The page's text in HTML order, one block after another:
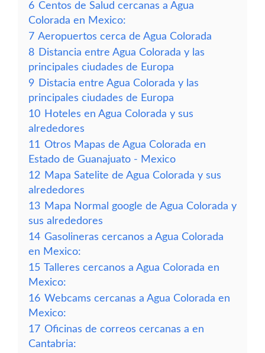
6 Centos de Salud cercanas a Agua
Colorada en Mexico:
7 Aeropuertos cerca de Agua Colorada
8 Distancia entre Agua Colorada y las
principales ciudades de Europa
9 Distacia entre Agua Colorada y las
principales ciudades de Europa
10 Hoteles en Agua Colorada y sus
alrededores
11 Otros Mapas de Agua Colorada en
Estado de Guanajuato - Mexico
12 Mapa Satelite de Agua Colorada y sus
alrededores
13 Mapa Normal google de Agua Colorada y
sus alrededores
14 Gasolineras cercanos a Agua Colorada
en Mexico:
15 Talleres cercanos a Agua Colorada en
Mexico:
16 Webcams cercanas a Agua Colorada en
Mexico:
17 Oficinas de correos cercanas a en
Cantabria: